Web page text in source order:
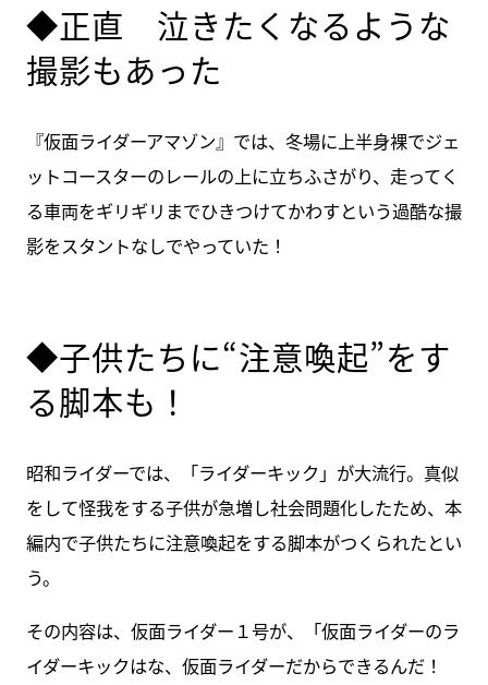
◆正直 泣きたくなるような
撮影もあった
『仮面ライダーアマゾン』では、冬場に上半身裸でジェ
ットコースターのレールの上に立ちふさがり、走ってく
る車両をギリギリまでひきつけてかわすという過酷な撮
影をスタントなしでやっていた！
◆子供たちに“注意喚起”をす
る脚本も！
昭和ライダーでは、「ライダーキック」が大流行。真似
をして怪我をする子供が急増し社会問題化したため、本
編内で子供たちに注意喚起をする脚本がつくられたとい
う。
その内容は、仮面ライダー１号が、「仮面ライダーのラ
イダーキックはな、仮面ライダーだからできるんだ！